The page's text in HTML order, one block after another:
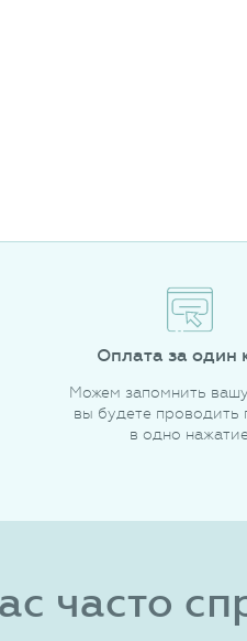
Оплата за один
Можем запомнить
вы будете проводить
в одно нажатие
часто